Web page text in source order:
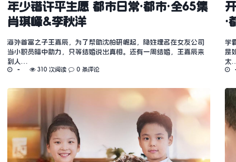
年少错许平生愿 都市日常·都市·全65集
肖琪峰&李秋洋
海外首富之子王嘉辰，为了帮助沈柏研崛起，隐姓埋名在女友公司
当小职员暗中助力，只等结婚说出真相。还有一周结婚，王嘉辰来
到人…
310 次阅读 0 条评论
·
学
是
太